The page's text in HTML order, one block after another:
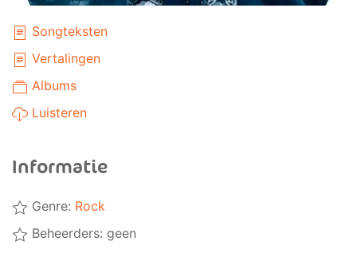
Songteksten
Vertalingen
Albums
Luisteren
Informatie
Genre: Rock
Beheerders: geen